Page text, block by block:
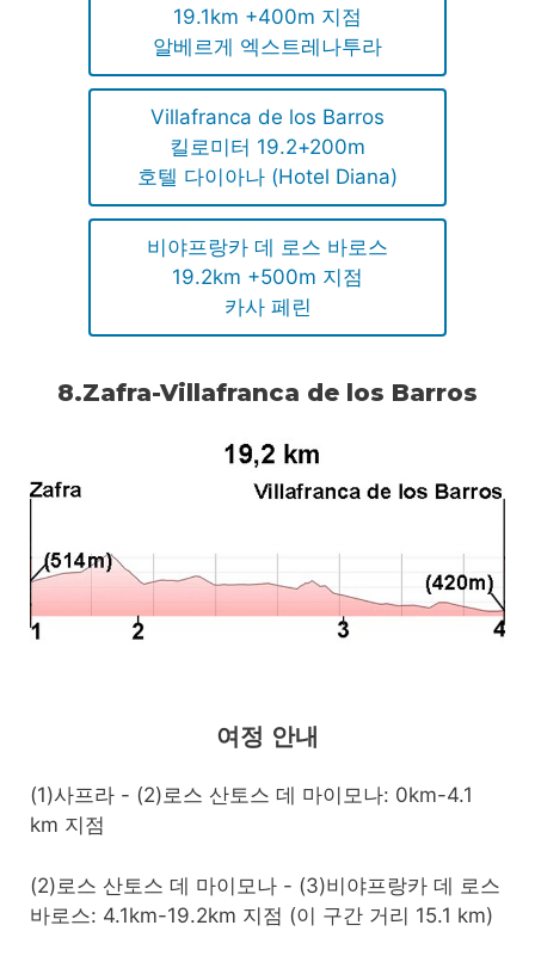
19.1km +400m 지점
알베르게 엑스트레나투라
Villafranca de los Barros
킬로미터 19.2+200m
호텔 다이아나 (Hotel Diana)
비야프랑카 데 로스 바로스
19.2km +500m 지점
카사 페린
8.Zafra-Villafranca de los Barros
여정 안내
(1)사프라 - (2)로스 산토스 데 마이모나: 0km-4.1
km 지점
(2)로스 산토스 데 마이모나 - (3)비야프랑카 데 로스
바로스: 4.1km-19.2km 지점 (이 구간 거리 15.1 km)